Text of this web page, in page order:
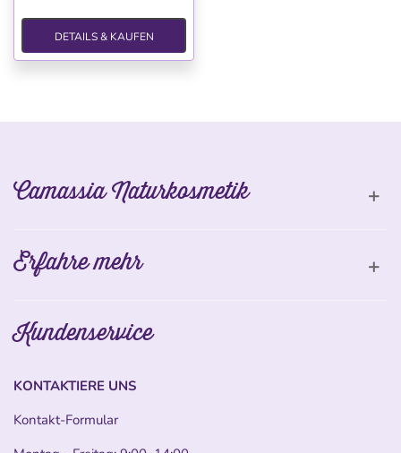
DETAILS & KAUFEN
Camassia Naturkosmetik
Erfahre mehr
Kundenservice
KONTAKTIERE UNS
Kontakt-Formular